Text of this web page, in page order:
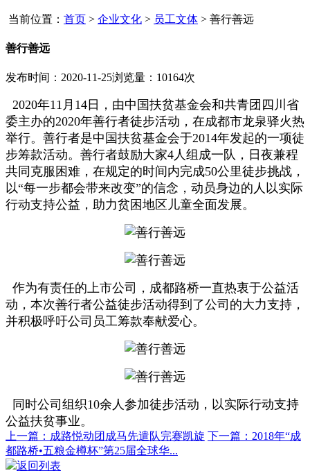
当前位置： 首页 > 企业文化 > 员工文体 > 善行善远
善行善远
发布时间：2020-11-25浏览量：10164次
2020年11月14日，由中国扶贫基金会和共青团四川省
委主办的2020年善行者徒步活动，在成都市龙泉驿火热
举行。善行者是中国扶贫基金会于2014年发起的一项徒
步筹款活动。善行者鼓励大家4人组成一队，日夜兼程
共同克服困难，在规定的时间内完成50公里徒步挑战，
以“每一步都会带来改变”的信念，动员身边的人以实际
行动支持公益，助力贫困地区儿童全面发展。
作为有责任的上市公司，成都路桥一直热衷于公益活
动，本次善行者公益徒步活动得到了公司的大力支持，
并积极呼吁公司员工筹款奉献爱心。
同时公司组织10余人参加徒步活动，以实际行动支持
公益扶贫事业。
上一篇：成路悦动团成马先遣队完赛凯旋 下一篇：2018年“成
都路桥•五粮金樽杯”第25届全球华...
返回列表